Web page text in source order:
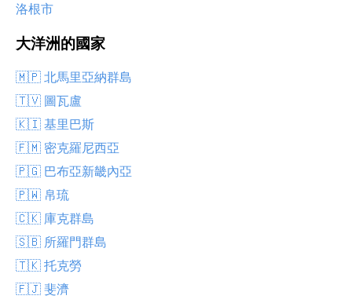
洛根市
大洋洲的國家
🇲🇵 北馬里亞納群島
🇹🇻 圖瓦盧
🇰🇮 基里巴斯
🇫🇲 密克羅尼西亞
🇵🇬 巴布亞新畿內亞
🇵🇼 帛琉
🇨🇰 庫克群島
🇸🇧 所羅門群島
🇹🇰 托克勞
🇫🇯 斐濟